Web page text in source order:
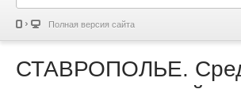
Полная версия сайта
СТАВРОПОЛЬЕ.